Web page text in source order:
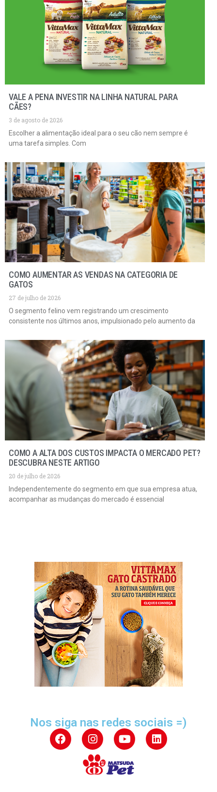
VALE A PENA INVESTIR NA LINHA NATURAL PARA
CÃES?
3 de agosto de 2026
Escolher a alimentação ideal para o seu cão nem sempre é
uma tarefa simples. Com
COMO AUMENTAR AS VENDAS NA CATEGORIA DE
GATOS
27 de julho de 2026
O segmento felino vem registrando um crescimento
consistente nos últimos anos, impulsionado pelo aumento da
COMO A ALTA DOS CUSTOS IMPACTA O MERCADO PET?
DESCUBRA NESTE ARTIGO
20 de julho de 2026
Independentemente do segmento em que sua empresa atua,
acompanhar as mudanças do mercado é essencial
Nos siga nas redes sociais =)